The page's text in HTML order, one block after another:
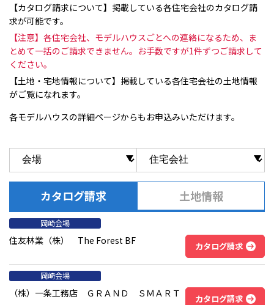
【カタログ請求について】掲載している各住宅会社のカタログ請
求が可能です。
【注意】各住宅会社、モデルハウスごとへの連絡になるため、ま
とめて一括のご請求できません。お手数ですが1件ずつご請求して
ください。
【土地・宅地情報について】掲載している各住宅会社の土地情報
がご覧になれます。
各モデルハウスの詳細ページからもお申込みいただけます。
カタログ請求 土地情報
岡崎会場
住友林業（株） The Forest BF カタログ請求
岡崎会場
（株）一条工務店 ＧＲＡＮＤ ＳＭＡＲＴ カタログ請求